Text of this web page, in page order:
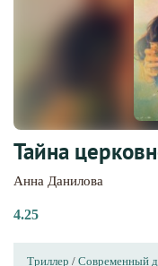
Тайна
Анна Данилова
4.25
Триллер / Современный